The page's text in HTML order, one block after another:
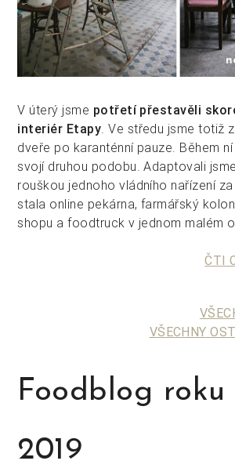
V úterý jsme potřetí přestavěli
interiér Etapy. Ve středu jsme totiž
dveře po karanténní pauze. Během
svojí druhou podobu. Adaptovali
rouškou jednoho vládního nařízení
stala online pekárna, farmářský
shopu a foodtruck v jednom malém
ČTI
VŠECHNY
Foodblog roku
2019